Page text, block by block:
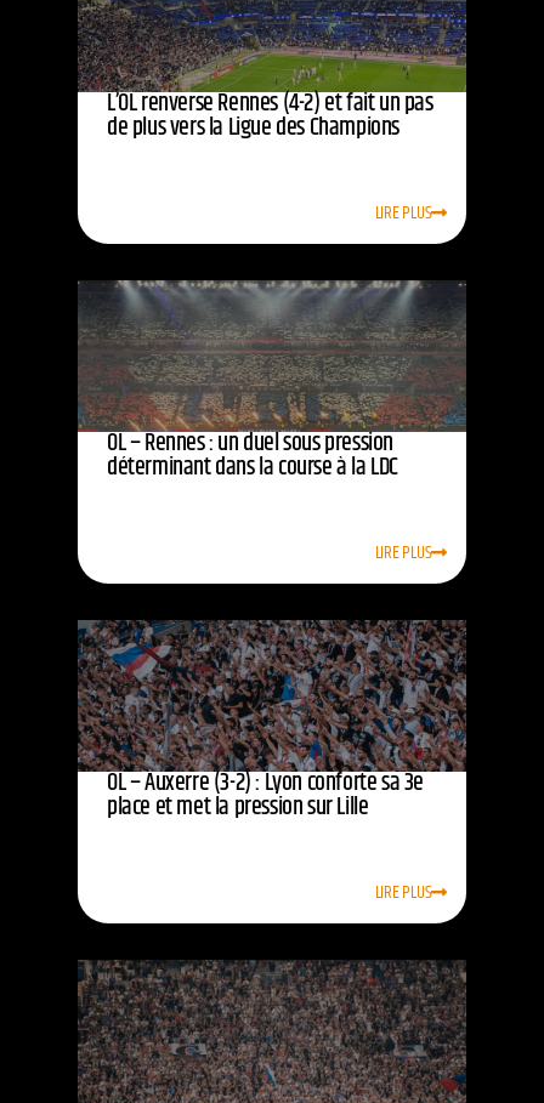
L’OL renverse Rennes (4-2) et fait un pas
de plus vers la Ligue des Champions
LIRE PLUS
OL – Rennes : un duel sous pression
déterminant dans la course à la LDC
LIRE PLUS
OL – Auxerre (3-2) : Lyon conforte sa 3e
place et met la pression sur Lille
LIRE PLUS